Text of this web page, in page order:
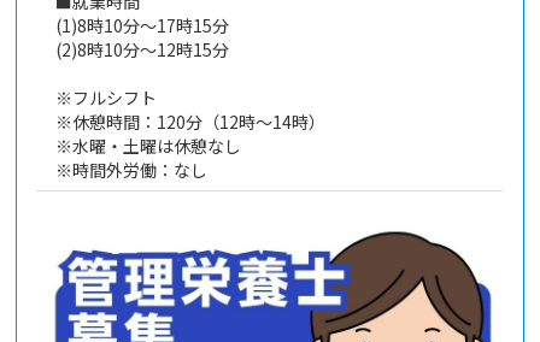
(1)8時10分～17時15分
(2)8時10分～12時15分
※フルシフト
※休憩時間：120分（12時～14時）
※水曜・土曜は休憩なし
※時間外労働：なし